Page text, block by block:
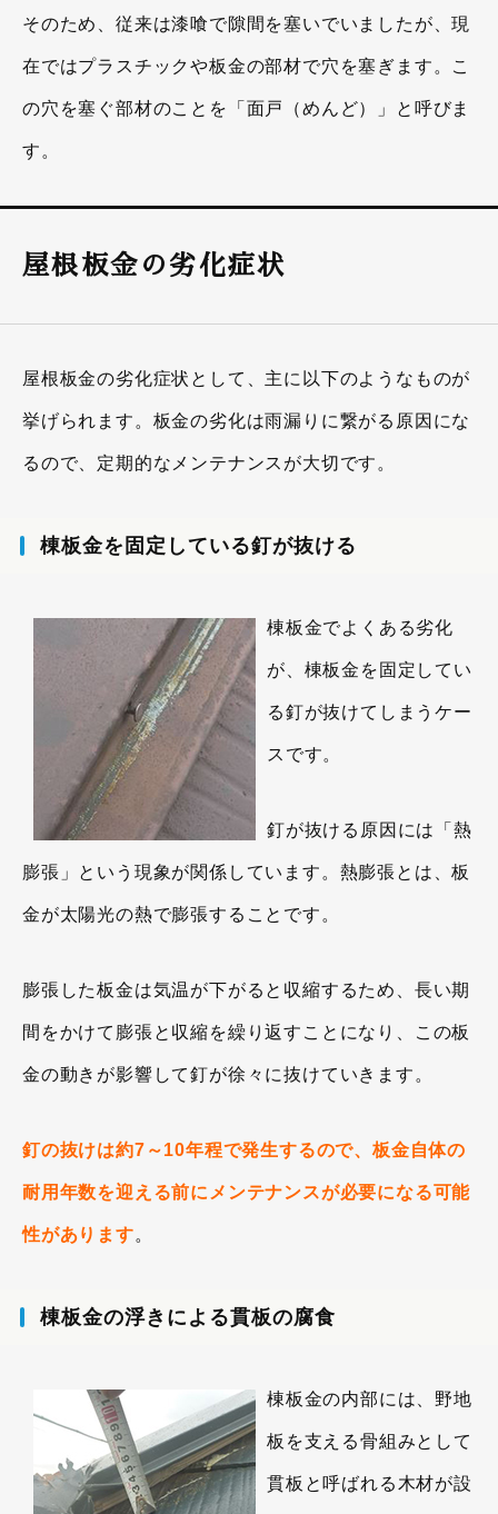
そのため、従来は漆喰で隙間を塞いでいましたが、現
在ではプラスチックや板金の部材で穴を塞ぎます。こ
の穴を塞ぐ部材のことを「面戸（めんど）」と呼びま
す。
屋根板金の劣化症状
屋根板金の劣化症状として、主に以下のようなものが
挙げられます。板金の劣化は雨漏りに繋がる原因にな
るので、定期的なメンテナンスが大切です。
棟板金を固定している釘が抜ける
棟板金でよくある劣化
が、棟板金を固定してい
る釘が抜けてしまうケー
スです。
釘が抜ける原因には「熱
膨張」という現象が関係しています。熱膨張とは、板
金が太陽光の熱で膨張することです。
膨張した板金は気温が下がると収縮するため、長い期
間をかけて膨張と収縮を繰り返すことになり、この板
金の動きが影響して釘が徐々に抜けていきます。
釘の抜けは約7～10年程で発生するので、板金自体の
耐用年数を迎える前にメンテナンスが必要になる可能
性があります。
棟板金の浮きによる貫板の腐食
棟板金の内部には、野地
板を支える骨組みとして
貫板と呼ばれる木材が設